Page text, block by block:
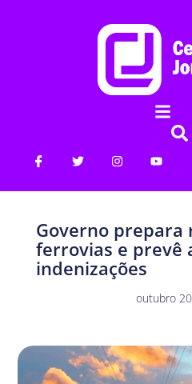
Governo prepara
ferrovias e prevê
indenizações
outubro